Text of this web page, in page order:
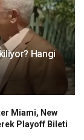
Hangi
Miami, New
Playoff Bileti